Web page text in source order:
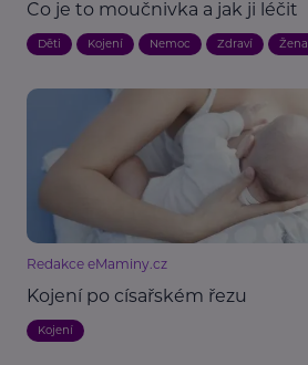
Co je to moučnivka a jak ji léčit
Děti Kojení Nemoc Zdraví Žena
Redakce eMaminy.cz
Kojení po císařském řezu
Kojení